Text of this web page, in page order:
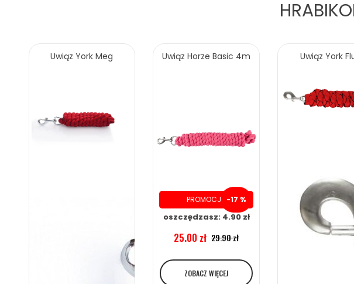
Uwiąz York Meg Uwiąz Horze Basic 4m
PROMOCJA -17 %
oszczędzasz: 4.90 zł
25.00 zł 29.90 zł
ZOBACZ WIĘCEJ
Uwiąz York